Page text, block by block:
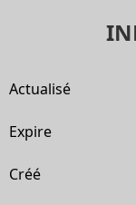
Actualisé
Expire
Créé